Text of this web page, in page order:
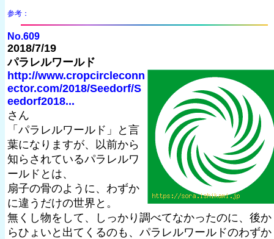
参考：
No.609
2018/7/19
パラレルワールド
http://www.cropcircleconn
ector.com/2018/Seedorf/S
eedorf2018...
さん
「パラレルワールド」と言
葉になりますが、以前から
知らされているパラレルワ
ールドとは、
扇子の骨のように、わずか
に違うだけの世界と。
無くし物をして、しっかり調べてなかったのに、後か
らひょいと出てくるのも、パラレルワールドのわずか